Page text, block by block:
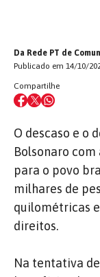
Da Rede PT de
Publicado em 14/10/
Compartilhe
O descaso e o
Bolsonaro
para o povo
milhares de
quilométricas
direitos.
Na tentativa